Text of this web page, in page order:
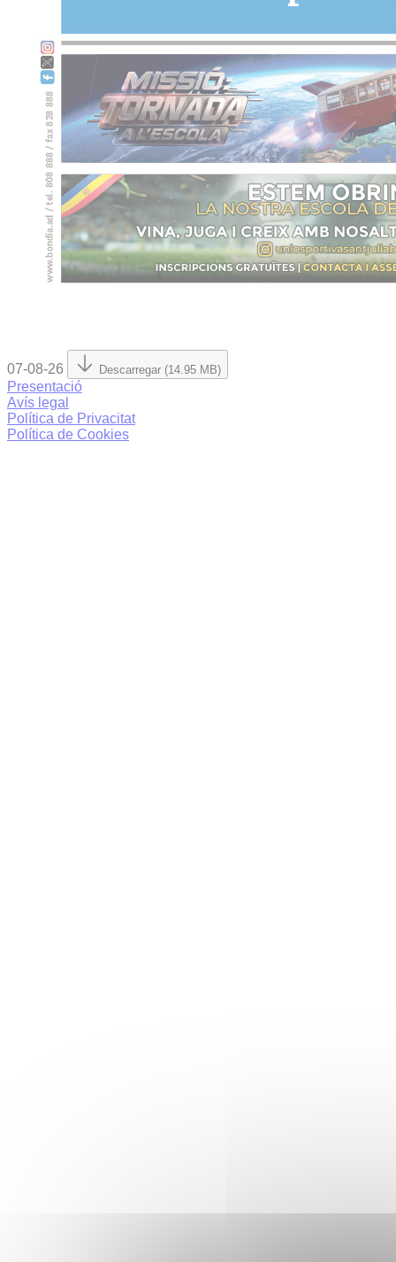
07-08-26 Descarregar (14.95 MB)
Presentació
Avís legal
Política de Privacitat
Política de Cookies